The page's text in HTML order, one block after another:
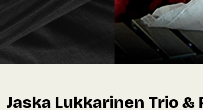
Jaska Lukkarinen Trio &